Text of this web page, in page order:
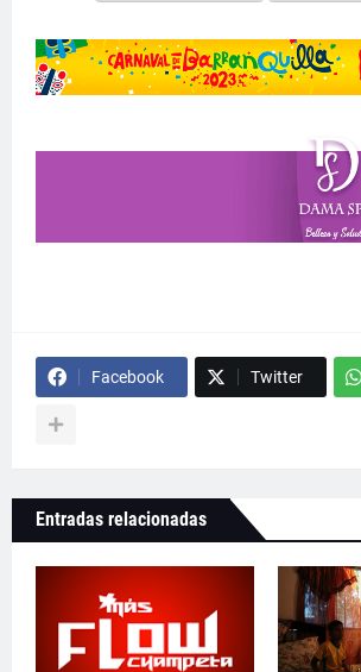
Facebook Twitter
Entradas relacionadas